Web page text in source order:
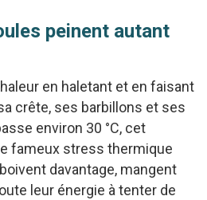
peinent autant
en haletant et en faisant
crête, ses barbillons et ses
environ 30 °C, cet
fameux stress thermique
davantage, mangent
leur énergie à tenter de